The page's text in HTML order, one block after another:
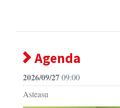
Agenda
2026/09/2709:00
Asteasu